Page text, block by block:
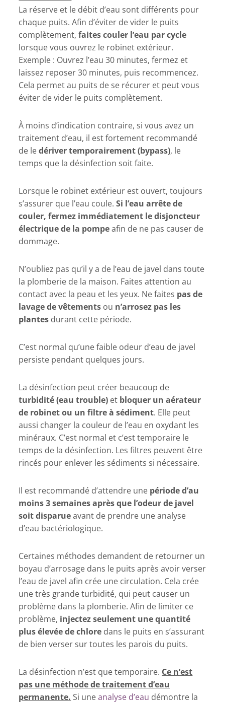
La réserve et le débit d’eau sont différents pour
chaque puits. Afin d’éviter de vider le puits
complètement,faites couler l’eau par cycle
lorsque vous ouvrez le robinet extérieur.
Exemple : Ouvrez l’eau 30 minutes, fermez et
laissez reposer 30 minutes, puis recommencez.
Cela permet au puits de se récurer et peut vous
éviter de vider le puits complètement.
À moins d’indication contraire, si vous avez un
traitement d’eau, il est fortement recommandé
de ledériver temporairement (bypass), le
temps que la désinfection soit faite.
Lorsque le robinet extérieur est ouvert, toujours
s’assurer que l’eau coule.Si l’eau arrête de
couler, fermez immédiatement le disjoncteur
électrique de la pompeafin de ne pas causer de
dommage.
N’oubliez pas qu’il y a de l’eau de javel dans toute
la plomberie de la maison. Faites attention au
contact avec la peau et les yeux. Ne faites pas de
lavage de vêtements ou n’arrosez pas les
plantes durant cette période.
C’est normal qu’une faible odeur d’eau de javel
persiste pendant quelques jours.
La désinfection peut créer beaucoup de
turbidité (eau trouble) et bloquer un aérateur
de robinet ou un filtre à sédiment. Elle peut
aussi changer la couleur de l’eau en oxydant les
minéraux. C’est normal et c’est temporaire le
temps de la désinfection. Les filtres peuvent être
rincés pour enlever les sédiments si nécessaire.
Il est recommandé d’attendre une période d’au
moins 3 semaines après que l’odeur de javel
soit disparueavant de prendre une analyse
d’eau bactériologique.
Certaines méthodes demandent de retourner un
boyau d’arrosage dans le puits après avoir verser
l’eau de javel afin crée une circulation. Cela crée
une très grande turbidité, qui peut causer un
problème dans la plomberie. Afin de limiter ce
problème, injectez seulement une quantité
plus élevée de chlore dans le puits en s’assurant
de bien verser sur toutes les parois du puits.
La désinfection n’est que temporaire. Ce n’est
pas une méthode de traitement d’eau
permanente. Si uneanalyse d’eau démontre la